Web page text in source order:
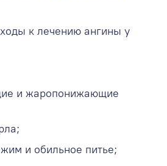
к лечению ангины у
и жаропонижающие
и обильное питье;